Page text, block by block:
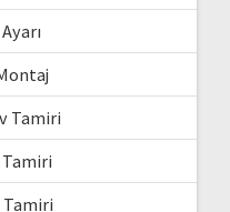
Tamiri
Tamiri
Tamiri